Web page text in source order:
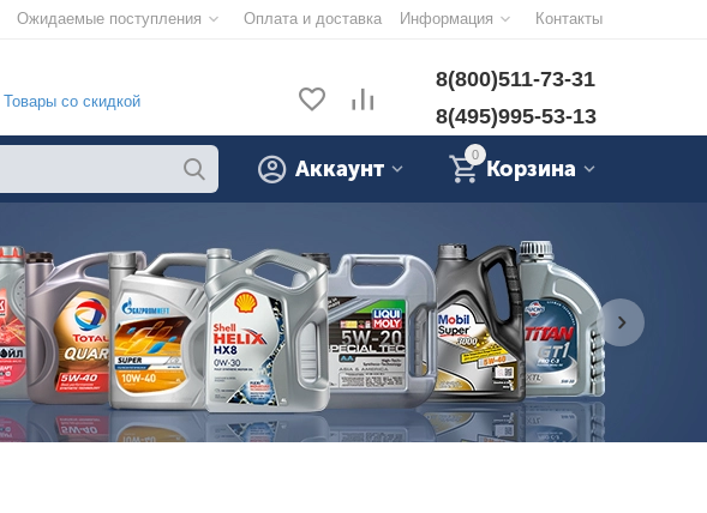
Ожидаемые поступления Оплата и доставка Информация Контакты
Товары со скидкой
8(800)511-73-31
8(495)995-53-13
0
Корзина
Аккаунт